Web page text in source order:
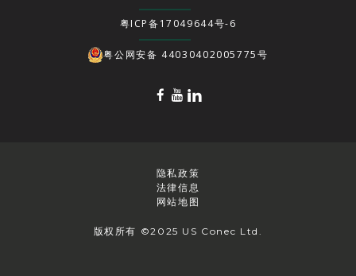
粤ICP备17049644号-6
粤公网安备 44030402005775号
版权所有 ©2025 US Conec Ltd.
隐私政策
法律信息
网站地图